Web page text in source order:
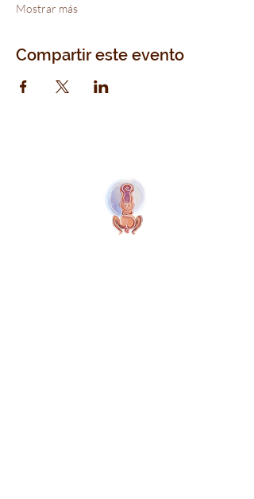
Mostrar más
Compartir este evento